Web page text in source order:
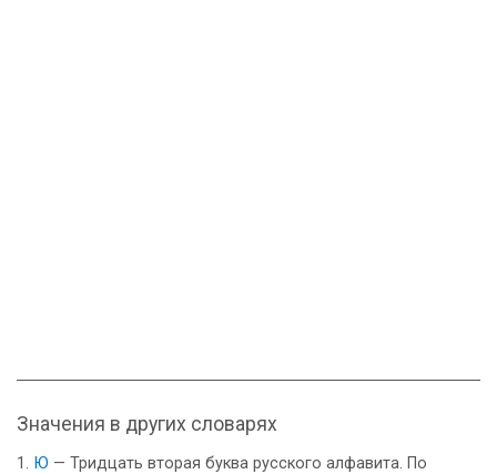
Значения в других словарях
Ю — Тридцать вторая буква русского алфавита. По